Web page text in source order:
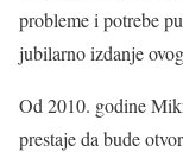
probleme i potrebe
jubilarno izdanje
Od 2010. godine
prestaje da bude